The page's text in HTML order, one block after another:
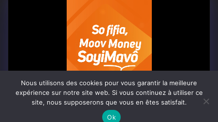
SUIVEZ NOUS
Africa-Newsroom Contact Activités du site
© Copyright 2025 Togo Post | Tous droits réservés
Nous utilisons des cookies pour vous garantir la meilleure
expérience sur notre site web. Si vous continuez à utiliser ce
site, nous supposerons que vous en êtes satisfait.
Ok